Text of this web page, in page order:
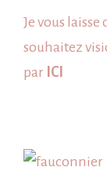
Je vous
souhaitez
par ICI